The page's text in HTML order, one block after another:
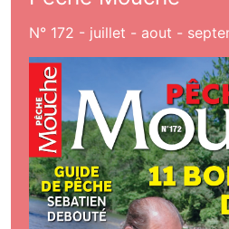
N° 172 - juillet - aout -